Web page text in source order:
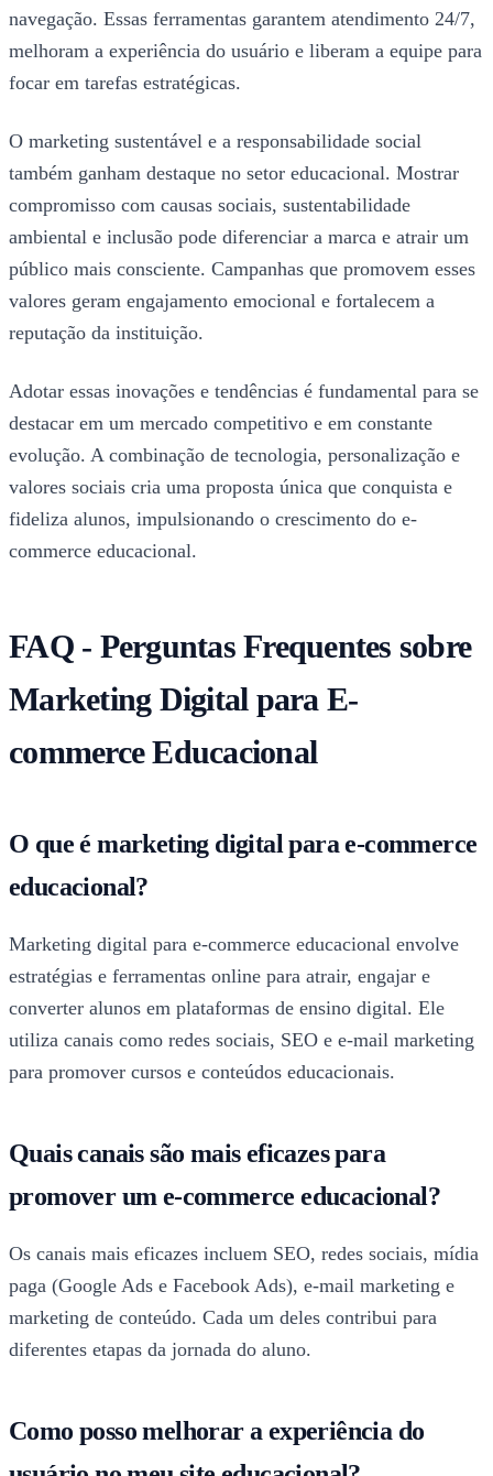
navegação. Essas ferramentas garantem atendimento 24/7,
melhoram a experiência do usuário e liberam a equipe para
focar em tarefas estratégicas.
O marketing sustentável e a responsabilidade social
também ganham destaque no setor educacional. Mostrar
compromisso com causas sociais, sustentabilidade
ambiental e inclusão pode diferenciar a marca e atrair um
público mais consciente. Campanhas que promovem esses
valores geram engajamento emocional e fortalecem a
reputação da instituição.
Adotar essas inovações e tendências é fundamental para se
destacar em um mercado competitivo e em constante
evolução. A combinação de tecnologia, personalização e
valores sociais cria uma proposta única que conquista e
fideliza alunos, impulsionando o crescimento do e-
commerce educacional.
FAQ - Perguntas Frequentes sobre
Marketing Digital para E-
commerce Educacional
O que é marketing digital para e-commerce
educacional?
Marketing digital para e-commerce educacional envolve
estratégias e ferramentas online para atrair, engajar e
converter alunos em plataformas de ensino digital. Ele
utiliza canais como redes sociais, SEO e e-mail marketing
para promover cursos e conteúdos educacionais.
Quais canais são mais eficazes para
promover um e-commerce educacional?
Os canais mais eficazes incluem SEO, redes sociais, mídia
paga (Google Ads e Facebook Ads), e-mail marketing e
marketing de conteúdo. Cada um deles contribui para
diferentes etapas da jornada do aluno.
Como posso melhorar a experiência do